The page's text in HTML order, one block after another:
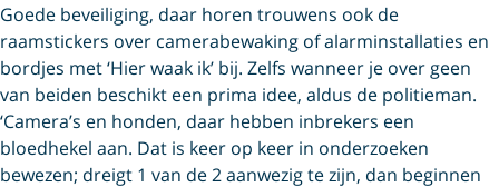
Goede beveiliging, daar horen trouwens ook de
raamstickers over camerabewaking of alarminstallaties en
bordjes met ‘Hier waak ik’ bij. Zelfs wanneer je over geen
van beiden beschikt een prima idee, aldus de politieman.
‘Camera’s en honden, daar hebben inbrekers een
bloedhekel aan. Dat is keer op keer in onderzoeken
bewezen; dreigt 1 van de 2 aanwezig te zijn, dan beginnen